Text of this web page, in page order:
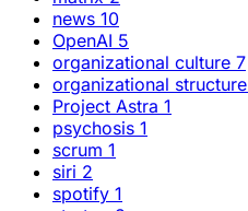
news 10
OpenAI 5
organizational culture 7
organizational structure
Project Astra 1
psychosis 1
scrum 1
siri 2
spotify 1